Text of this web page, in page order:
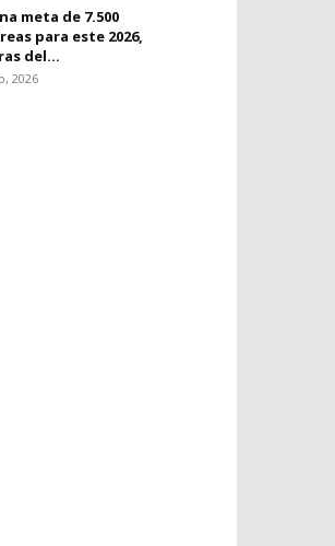
meta de 7.500
para este 2026,
del...
2026